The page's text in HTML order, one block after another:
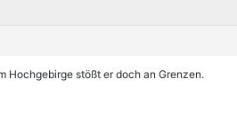
Hochgebirge stößt er doch an Grenzen.